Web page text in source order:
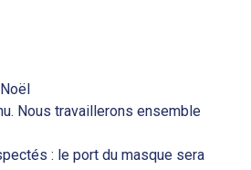
Nous travaillerons ensemble
: le port du masque sera